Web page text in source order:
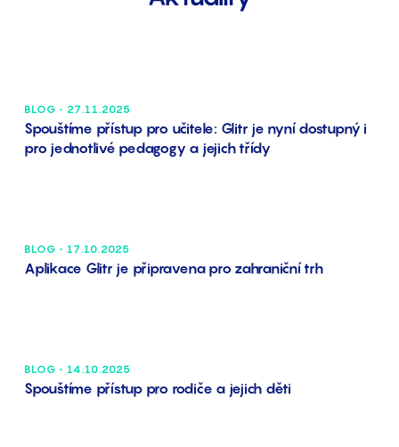
BLOG • 27.11.2025
Spouštíme přístup pro učitele: Glitr je nyní dostupný i
pro jednotlivé pedagogy a jejich třídy
BLOG • 17.10.2025
Aplikace Glitr je připravena pro zahraniční trh
BLOG • 14.10.2025
Spouštíme přístup pro rodiče a jejich děti